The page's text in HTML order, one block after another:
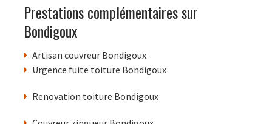
Prestations complémentaires sur
Bondigoux
Artisan couvreur Bondigoux
Urgence fuite toiture Bondigoux
Renovation toiture Bondigoux